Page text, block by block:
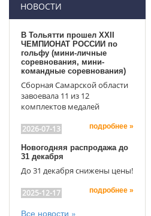
НОВОСТИ
В Тольятти прошел XXII
ЧЕМПИОНАТ РОССИИ по
гольфу (мини-личные
соревнования, мини-
командные соревнования)
Сборная Самарской области
завоевала 11 из 12
комплектов медалей
2026-07-13 подробнее »
Новогодняя распродажа до
31 декабря
До 31 декабря снижены цены!
2025-12-17 подробнее »
Все новости »